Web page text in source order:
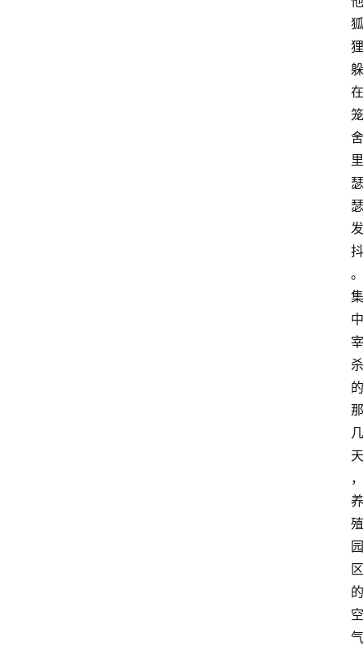
狐
狸
躲
在
笼
舍
里
瑟
瑟
发
抖
。
集
中
宰
杀
的
那
几
天
，
养
殖
园
区
的
空
气